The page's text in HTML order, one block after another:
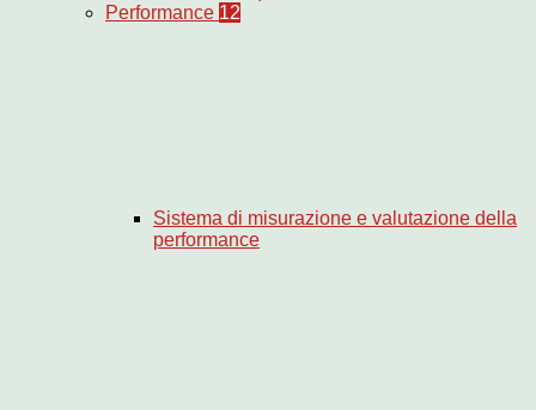
Performance 12
Sistema di misurazione e valutazione della
performance